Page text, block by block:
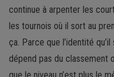
continue à arpenter les
les tournois où il sort au
ça. Parce que l’identité
dépend pas du classement